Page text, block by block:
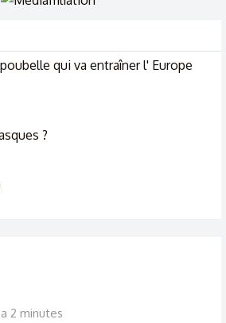
qui va entraîner l' Europe
?
2 minutes